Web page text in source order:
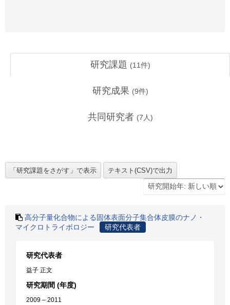
研究課題 (11件)
研究成果 (9件)
共同研究者 (7 人)
高分子量化合物による固体表面分子集合体皮膜のナノ・
マイクロトライボロジー
研究代表者
研究代表者
益子 正文
研究期間 (年度)
2009 – 2011